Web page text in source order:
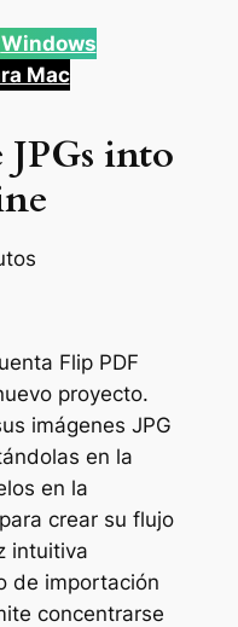
Windows
Mac
into
Flip PDF
proyecto.
imágenes JPG
en la
en la
crear su flujo
intuitiva
de importación
concentrarse